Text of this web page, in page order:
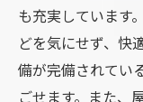
も充実しています
どを気にせず、快
備が完備されてい
ごせます。また、